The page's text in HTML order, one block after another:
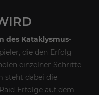
des Kataklysmus-
die den Erfolg
einzelner Schritte
steht dabei die
Erfolge auf dem